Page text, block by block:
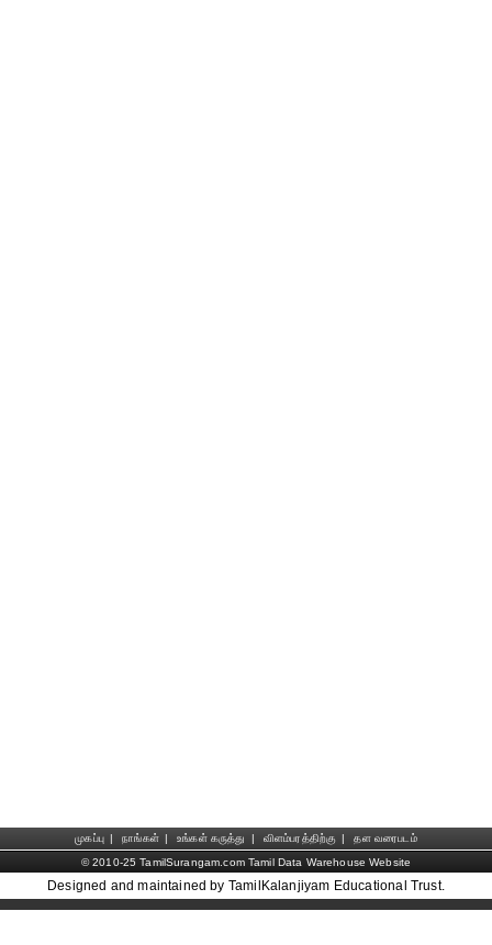
முகப்பு | நாங்கள் | உங்கள் கருத்து | விளம்பரத்திற்கு |
தள வரைபடம்
© 2010-25 TamilSurangam.com Tamil Data Warehouse Website
Designed and maintained by TamilKalanjiyam Educational Trust.